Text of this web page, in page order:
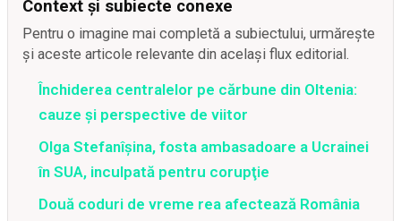
Context și subiecte conexe
Pentru o imagine mai completă a subiectului, urmărește
și aceste articole relevante din același flux editorial.
Închiderea centralelor pe cărbune din Oltenia:
cauze și perspective de viitor
Olga Stefanîşina, fosta ambasadoare a Ucrainei
în SUA, inculpată pentru corupţie
Două coduri de vreme rea afectează România